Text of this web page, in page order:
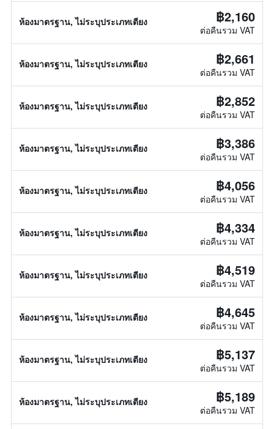
ห้องมาตรฐาน, ไม่ระบุประเภทเตียง ฿2,160
ต่อคืนรวม VAT
ห้องมาตรฐาน, ไม่ระบุประเภทเตียง ฿2,661
ต่อคืนรวม VAT
ห้องมาตรฐาน, ไม่ระบุประเภทเตียง ฿2,852
ต่อคืนรวม VAT
ห้องมาตรฐาน, ไม่ระบุประเภทเตียง ฿3,386
ต่อคืนรวม VAT
ห้องมาตรฐาน, ไม่ระบุประเภทเตียง ฿4,056
ต่อคืนรวม VAT
ห้องมาตรฐาน, ไม่ระบุประเภทเตียง ฿4,334
ต่อคืนรวม VAT
ห้องมาตรฐาน, ไม่ระบุประเภทเตียง ฿4,519
ต่อคืนรวม VAT
ห้องมาตรฐาน, ไม่ระบุประเภทเตียง ฿4,645
ต่อคืนรวม VAT
ห้องมาตรฐาน, ไม่ระบุประเภทเตียง ฿5,137
ต่อคืนรวม VAT
ห้องมาตรฐาน, ไม่ระบุประเภทเตียง ฿5,189
ต่อคืนรวม VAT